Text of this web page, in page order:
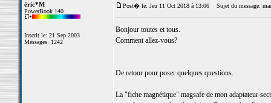
éric*M
PowerBook 140
Inscrit le: 21 Sep 2003
Messages: 1242
Post� le: Jeu 11 Oct 2018 à 13:06 Sujet du message:
Bonjour toutes et tous.
Comment allez-vous?
De retour pour poser quelques questions.
La "fiche magnétique" magsafe de mon adaptateur